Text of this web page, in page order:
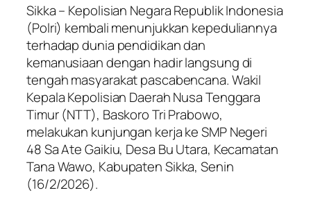
Sikka – Kepolisian Negara Republik Indonesia
(Polri) kembali menunjukkan kepeduliannya
terhadap dunia pendidikan dan
kemanusiaan dengan hadir langsung di
tengah masyarakat pascabencana. Wakil
Kepala Kepolisian Daerah Nusa Tenggara
Timur (NTT), Baskoro Tri Prabowo,
melakukan kunjungan kerja ke SMP Negeri
48 Sa Ate Gaikiu, Desa Bu Utara, Kecamatan
Tana Wawo, Kabupaten Sikka, Senin
(16/2/2026).